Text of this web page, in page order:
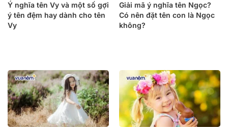
Ý nghĩa tên Vy và một số gợi
ý tên đệm hay dành cho tên
Vy
Giải mã ý nghĩa tên Ngọc?
Có nên đặt tên con là Ngọc
không?